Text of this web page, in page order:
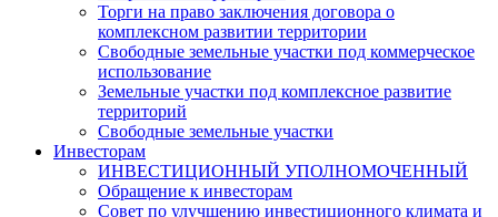
Торги на право заключения договора о
комплексном развитии территории
Свободные земельные участки под коммерческое
использование
Земельные участки под комплексное развитие
территорий
Свободные земельные участки
Инвесторам
ИНВЕСТИЦИОННЫЙ УПОЛНОМОЧЕННЫЙ
Обращение к инвесторам
Совет по улучшению инвестиционного климата и